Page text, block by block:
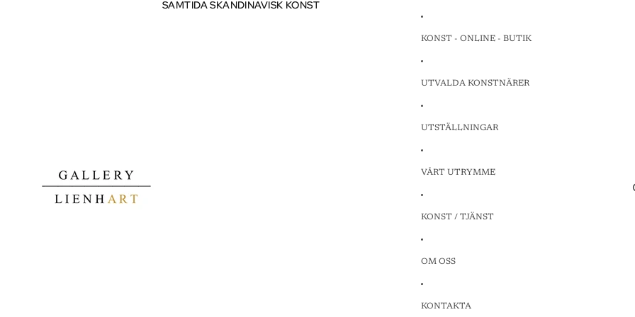
SAMTIDA SKANDINAVISK KONST
SAMTIDA SKANDINAVISK KONST
KONST - ONLINE - BUTIK
UTVALDA KONSTNÄRER
UTSTÄLLNINGAR
VÅRT UTRYMME
KONST / TJÄNST
OM OSS
KONTAKTA